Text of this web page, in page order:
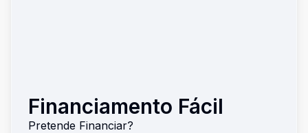
Financiamento Fácil
Pretende Financiar?